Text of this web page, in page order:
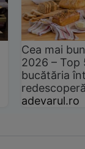
Cea mai
2026 –
bucătăria
adevarul.ro